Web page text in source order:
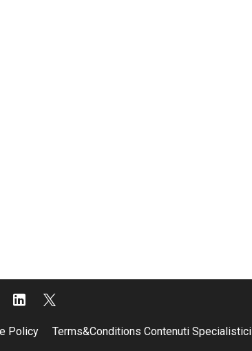
Policy Terms&Conditions Contenuti Specialistici